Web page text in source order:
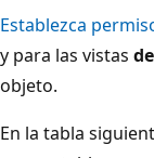
Establezca
y para las vistas
objeto.
En la tabla